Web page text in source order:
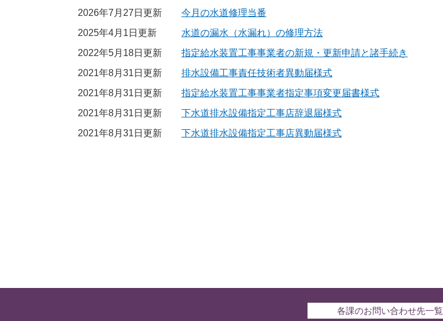
2026年7月27日更新
今月の水道修理当番
2025年4月1日更新
水道の漏水（水漏れ）の修理方法
2022年5月18日更新
指定給水装置工事事業者の新規・更新申請と諸手続き
2021年8月31日更新
排水設備工事責任技術者異動届様式
2021年8月31日更新
指定給水装置工事事業者指定事項変更届書様式
2021年8月31日更新
下水道排水設備指定工事店辞退届様式
2021年8月31日更新
下水道排水設備指定工事店異動届様式
各課のお問い合わせ先一覧